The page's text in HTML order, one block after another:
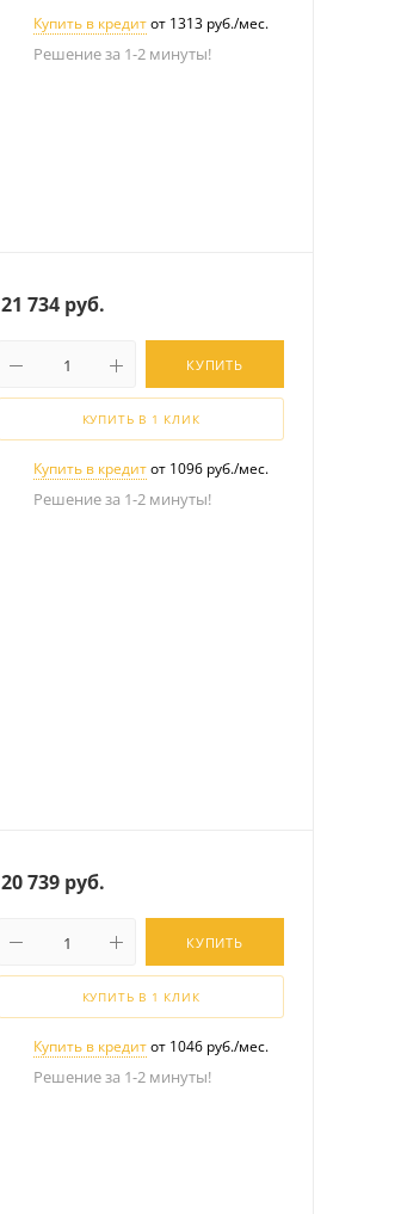
Купить в кредитот 1313 руб./мес.
Решение за 1-2 минуты!
21 734 руб.
КУПИТЬ
КУПИТЬ В 1 КЛИК
Купить в кредитот 1096 руб./мес.
Решение за 1-2 минуты!
20 739 руб.
КУПИТЬ
КУПИТЬ В 1 КЛИК
Купить в кредитот 1046 руб./мес.
Решение за 1-2 минуты!